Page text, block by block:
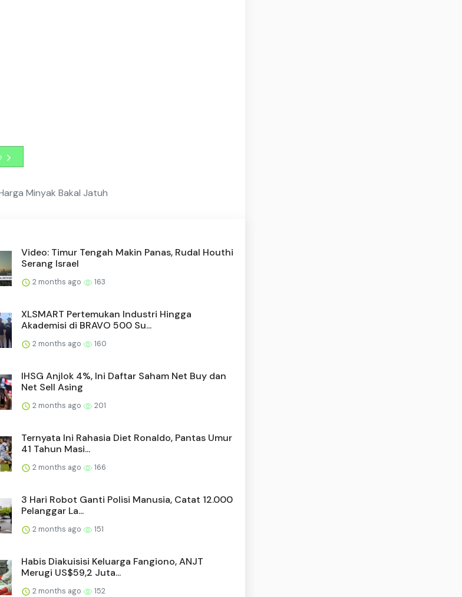
Minyak Bakal Jatuh
Video: Timur Tengah Makin Panas, Rudal Houthi
Serang Israel
2 months ago 163
XLSMART Pertemukan Industri Hingga
Akademisi di BRAVO 500 Su...
2 months ago 160
IHSG Anjlok 4%, Ini Daftar Saham Net Buy dan
Net Sell Asing
2 months ago 201
Ternyata Ini Rahasia Diet Ronaldo, Pantas Umur
41 Tahun Masi...
2 months ago 166
3 Hari Robot Ganti Polisi Manusia, Catat 12.000
Pelanggar La...
2 months ago 151
Habis Diakuisisi Keluarga Fangiono, ANJT
Merugi US$59,2 Juta...
2 months ago 152